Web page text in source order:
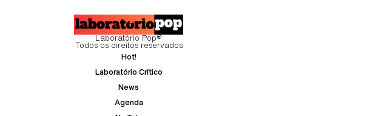
Laboratório Pop®
Todos os direitos reservados
Hot!
Laboratório Crítico
News
Agenda